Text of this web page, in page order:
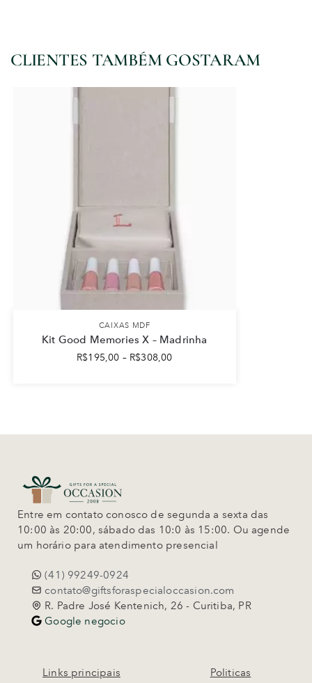
CLIENTES TAMBÉM GOSTARAM
CAIXAS MDF
Kit Good Memories X – Madrinha
R$195,00 – R$308,00
Entre em contato conosco de segunda a sexta das
10:00 às 20:00, sábado das 10:0 às 15:00. Ou agende
um horário para atendimento presencial
(41) 99249-0924
contato@giftsforaspecialoccasion.com
R. Padre José Kentenich, 26 - Curitiba, PR
Google negocio
Links principais Politicas